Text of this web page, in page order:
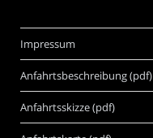
Impressum
Anfahrtsbeschreibung (pdf)
Anfahrtsskizze (pdf)